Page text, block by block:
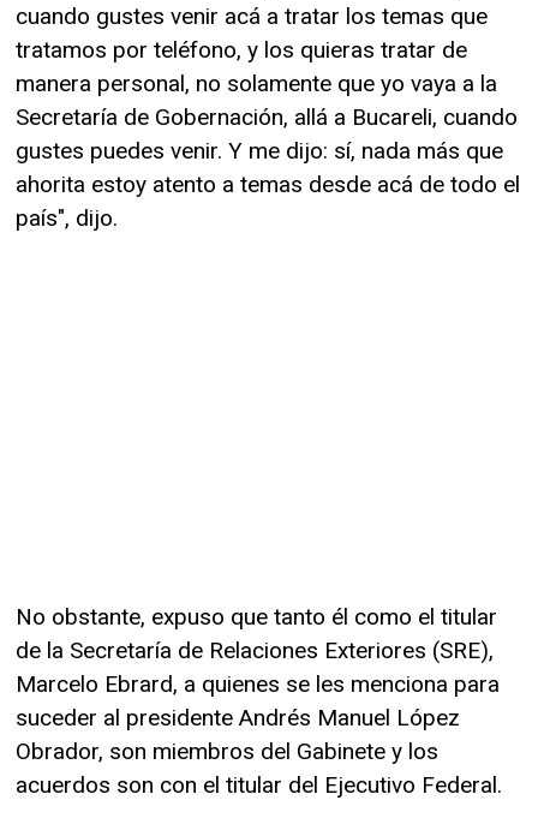
cuando gustes venir acá a tratar los temas que
tratamos por teléfono, y los quieras tratar de
manera personal, no solamente que yo vaya a la
Secretaría de Gobernación, allá a Bucareli, cuando
gustes puedes venir. Y me dijo: sí, nada más que
ahorita estoy atento a temas desde acá de todo el
país", dijo.
No obstante, expuso que tanto él como el titular
de la Secretaría de Relaciones Exteriores (SRE),
Marcelo Ebrard, a quienes se les menciona para
suceder al presidente Andrés Manuel López
Obrador, son miembros del Gabinete y los
acuerdos son con el titular del Ejecutivo Federal.